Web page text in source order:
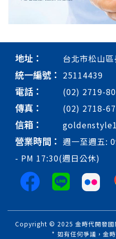
地址： 台北市松山
統一編號： 25114439
電話： (02) 2719-
傳真： (02) 2718-
信箱：
營業時間： 週一至週五:
- PM 17:30(週日公休)
Copyright © 2025 金時代開發國
* 如有任何爭議，金